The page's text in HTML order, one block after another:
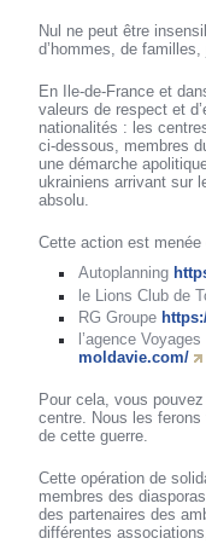
Nul ne peut être
d’hommes, de
En Ile-de-France et
valeurs de respect et
nationalités : les
ci-dessous, membres
une démarche
ukrainiens arrivant sur
absolu.
Cette action est
Autoplanning
le Lions Club de
RG Groupe
l’agence
moldavie.com/
Pour cela, vous
centre. Nous les ferons
de cette guerre.
Cette opération de
membres des
des partenaires des
différentes